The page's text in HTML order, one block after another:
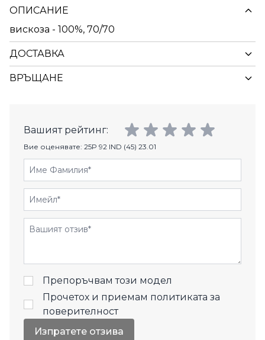
ОПИСАНИЕ
вискоза - 100%, 70/70
ДОСТАВКА
ВРЪЩАНЕ
Вашият рейтинг:
Вие оценявате: 25P 92 IND (45) 23.01
Име Фамилия
Имейл
Отзиви
Препоръчвам този модел
Прочетох и приемам политиката за
поверителност
Изпратете отзива